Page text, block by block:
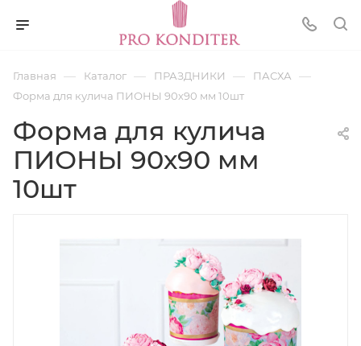
Главная — Каталог — ПРАЗДНИКИ — ПАСХА —
Форма для кулича ПИОНЫ 90х90 мм 10шт
Форма для кулича
ПИОНЫ 90х90 мм
10шт